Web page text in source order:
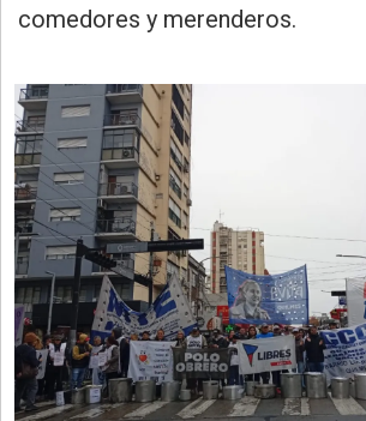
»
»
Sociedad
comedores y merenderos.